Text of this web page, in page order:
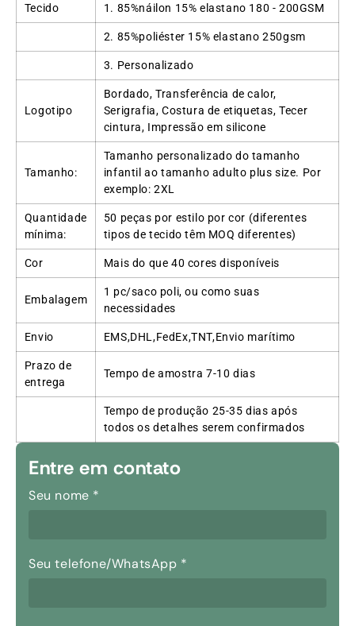
Tecido 1. 85%náilon 15% elastano 180 - 200GSM
2. 85%poliéster 15% elastano 250gsm
3. Personalizado
Logotipo
Bordado, Transferência de calor,
Serigrafia, Costura de etiquetas, Tecer
cintura, Impressão em silicone
Tamanho:
Tamanho personalizado do tamanho
infantil ao tamanho adulto plus size. Por
exemplo: 2XL
Quantidade
mínima:
50 peças por estilo por cor (diferentes
tipos de tecido têm MOQ diferentes)
Cor Mais do que 40 cores disponíveis
Embalagem
1 pc/saco poli, ou como suas
necessidades
Envio EMS,DHL,FedEx,TNT,Envio marítimo
Prazo de
entrega
Tempo de amostra 7-10 dias
Tempo de produção 25-35 dias após
todos os detalhes serem confirmados
Entre em contato
Seu nome *
Seu telefone/WhatsApp *